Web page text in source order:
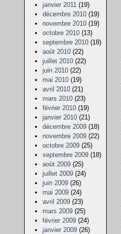
janvier 2011 (19)
décembre 2010 (19)
novembre 2010 (19)
octobre 2010 (13)
septembre 2010 (18)
août 2010 (22)
juillet 2010 (22)
juin 2010 (22)
mai 2010 (19)
avril 2010 (21)
mars 2010 (23)
février 2010 (19)
janvier 2010 (21)
décembre 2009 (18)
novembre 2009 (22)
octobre 2009 (25)
septembre 2009 (18)
août 2009 (25)
juillet 2009 (24)
juin 2009 (26)
mai 2009 (24)
avril 2009 (23)
mars 2009 (25)
février 2009 (24)
janvier 2009 (26)